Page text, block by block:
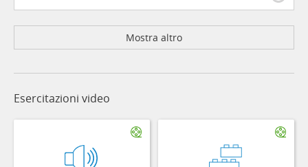
Mostra altro
Esercitazioni video